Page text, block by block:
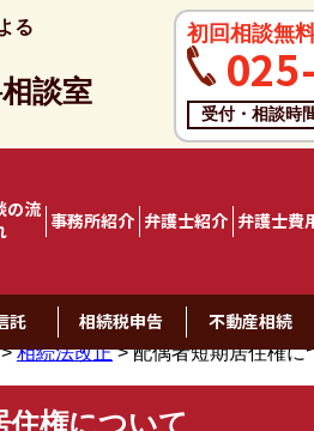
る
談室
初回相談無
受付・相談時
の流
事務所紹介 弁護士紹介 弁護士費
託 相続税申告 不動産相続
相続法改正>配偶者短期居住権に
住権について